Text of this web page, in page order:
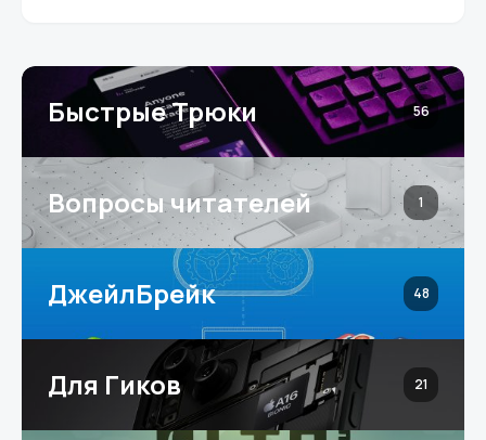
Быстрые Трюки 56
Вопросы читателей 1
ДжейлБрейк 48
Для Гиков 21